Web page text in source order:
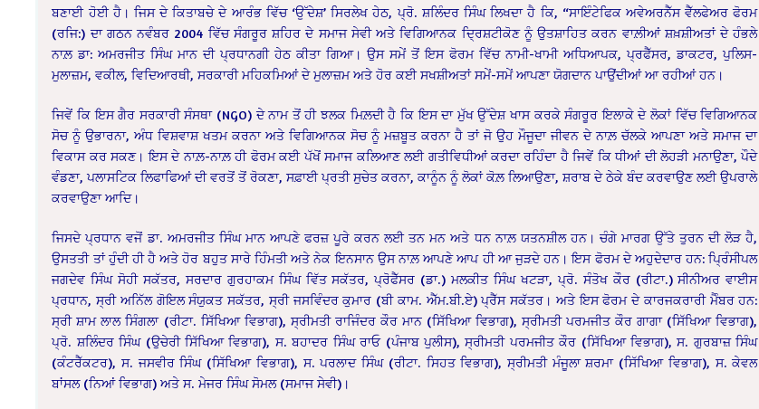
ਬਣਾਈ ਹੋਈ ਹੈ। ਜਿਸ ਦੇ ਕਿਤਾਬਚੇ ਦੇ ਆਰੰਭ ਵਿੱਚ ‘ਉੱਦੇਸ਼’ ਸਿਰਲੇਖ ਹੇਠ, ਪ੍ਰੋ. ਸ਼ਲਿੰਦਰ ਸਿੰਘ ਲਿਖਦਾ ਹੈ ਕਿ, “ਸਾਇੰਟੇਫਿਕ ਅਵੇਅਰਨੈੱਸ ਵੈੱਲਫੇਅਰ ਫੋਰਮ
(ਰਜਿ:) ਦਾ ਗਠਨ ਨਵੰਬਰ 2004 ਵਿੱਚ ਸੰਗਰੂਰ ਸ਼ਹਿਰ ਦੇ ਸਮਾਜ ਸੇਵੀ ਅਤੇ ਵਿਗਿਆਨਕ ਦ੍ਰਿਸ਼ਟੀਕੋਣ ਨੂੰ ਉਤਸ਼ਾਹਿਤ ਕਰਨ ਵਾਲ਼ੀਆਂ ਸ਼ਖ਼ਸ਼ੀਅਤਾਂ ਦੇ ਹੰਭਲੇ
ਨਾਲ਼ ਡਾ: ਅਮਰਜੀਤ ਸਿੰਘ ਮਾਨ ਦੀ ਪ੍ਰਧਾਨਗੀ ਹੇਠ ਕੀਤਾ ਗਿਆ। ਉਸ ਸਮੇਂ ਤੋਂ ਇਸ ਫੋਰਮ ਵਿੱਚ ਨਾਮੀ-ਖਾਮੀ ਅਧਿਆਪਕ, ਪ੍ਰਫੈੱਸਰ, ਡਾਕਟਰ, ਪੁਲਿਸ-
ਮੁਲਾਜ਼ਮ, ਵਕੀਲ, ਵਿਦਿਆਰਥੀ, ਸਰਕਾਰੀ ਮਹਿਕਮਿਆਂ ਦੇ ਮੁਲਾਜ਼ਮ ਅਤੇ ਹੋਰ ਕਈ ਸਖਸ਼ੀਅਤਾਂ ਸਮੇਂ-ਸਮੇਂ ਆਪਣਾ ਯੋਗਦਾਨ ਪਾਉਂਦੀਆਂ ਆ ਰਹੀਆਂ ਹਨ।
ਜਿਵੇਂ ਕਿ ਇਸ ਗੈਰ ਸਰਕਾਰੀ ਸੰਸਥਾ (NGO) ਦੇ ਨਾਮ ਤੋਂ ਹੀ ਝਲਕ ਮਿਲ਼ਦੀ ਹੈ ਕਿ ਇਸ ਦਾ ਮੁੱਖ ਉੱਦੇਸ਼ ਖਾਸ ਕਰਕੇ ਸੰਗਰੂਰ ਇਲਾਕੇ ਦੇ ਲੋਕਾਂ ਵਿੱਚ ਵਿਗਿਆਨਕ
ਸੋਚ ਨੂੰ ਉਭਾਰਨਾ, ਅੰਧ ਵਿਸ਼ਵਾਸ਼ ਖਤਮ ਕਰਨਾ ਅਤੇ ਵਿਗਿਆਨਕ ਸੋਚ ਨੂੰ ਮਜ਼ਬੂਤ ਕਰਨਾ ਹੈ ਤਾਂ ਜੋ ਉਹ ਮੌਜੂਦਾ ਜੀਵਨ ਦੇ ਨਾਲ਼ ਚੱਲਕੇ ਆਪਣਾ ਅਤੇ ਸਮਾਜ ਦਾ
ਵਿਕਾਸ ਕਰ ਸਕਣ। ਇਸ ਦੇ ਨਾਲ਼-ਨਾਲ਼ ਹੀ ਫੋਰਮ ਕਈ ਪੱਖੋਂ ਸਮਾਜ ਕਲਿਆਣ ਲਈ ਗਤੀਵਿਧੀਆਂ ਕਰਦਾ ਰਹਿੰਦਾ ਹੈ ਜਿਵੇਂ ਕਿ ਧੀਆਂ ਦੀ ਲੋਹੜੀ ਮਨਾਉਣਾ, ਪੌਦੇ
ਵੰਡਣਾ, ਪਲਾਸਟਿਕ ਲਿਫਾਫਿਆਂ ਦੀ ਵਰਤੋਂ ਤੋਂ ਰੋਕਣਾ, ਸਫ਼ਾਈ ਪ੍ਰਤੀ ਸੁਚੇਤ ਕਰਨਾ, ਕਾਨੂੰਨ ਨੂੰ ਲੋਕਾਂ ਕੋਲ਼ ਲਿਆਉਣਾ, ਸ਼ਰਾਬ ਦੇ ਠੇਕੇ ਬੰਦ ਕਰਵਾਉਣ ਲਈ ਉਪਰਾਲੇ
ਕਰਵਾਉਣਾ ਆਦਿ।
ਜਿਸਦੇ ਪ੍ਰਧਾਨ ਵਜੋਂ ਡਾ. ਅਮਰਜੀਤ ਸਿੰਘ ਮਾਨ ਆਪਣੇ ਫਰਜ਼ ਪੂਰੇ ਕਰਨ ਲਈ ਤਨ ਮਨ ਅਤੇ ਧਨ ਨਾਲ਼ ਯਤਨਸ਼ੀਲ ਹਨ। ਚੰਗੇ ਮਾਰਗ ਉੱਤੇ ਤੁਰਨ ਦੀ ਲੋੜ ਹੈ,
ਉਸਤਤੀ ਤਾਂ ਹੁੰਦੀ ਹੀ ਹੈ ਅਤੇ ਹੋਰ ਬਹੁਤ ਸਾਰੇ ਹਿੰਮਤੀ ਅਤੇ ਨੇਕ ਇਨਸਾਨ ਉਸ ਨਾਲ਼ ਆਪਣੇ ਆਪ ਹੀ ਆ ਜੁੜਦੇ ਹਨ। ਇਸ ਫੋਰਮ ਦੇ ਅਹੁਦੇਦਾਰ ਹਨ: ਪ੍ਰਿੰਸੀਪਲ
ਜਗਦੇਵ ਸਿੰਘ ਸੋਹੀ ਸਕੱਤਰ, ਸਰਦਾਰ ਗੁਰਹਾਕਮ ਸਿੰਘ ਵਿੱਤ ਸਕੱਤਰ, ਪ੍ਰੋਫੈੱਸਰ (ਡਾ.) ਮਲਕੀਤ ਸਿੰਘ ਖਟੜਾ, ਪ੍ਰੋ. ਸੰਤੋਖ ਕੌਰ (ਰੀਟਾ.) ਸੀਨੀਅਰ ਵਾਈਸ
ਪ੍ਰਧਾਨ, ਸ੍ਰੀ ਅਨਿੱਲ ਗੋਇਲ ਸੰਯੁਕਤ ਸਕੱਤਰ, ਸ੍ਰੀ ਜਸਵਿੰਦਰ ਕੁਮਾਰ (ਬੀ ਕਾਮ. ਐੱਮ.ਬੀ.ਏ) ਪ੍ਰੈੱਸ ਸਕੱਤਰ। ਅਤੇ ਇਸ ਫੋਰਮ ਦੇ ਕਾਰਜਕਰਾਰੀ ਮੈੰਬਰ ਹਨ:
ਸ੍ਰੀ ਸ਼ਾਮ ਲਾਲ ਸਿੰਗਲਾ (ਰੀਟਾ. ਸਿੱਖਿਆ ਵਿਭਾਗ), ਸ੍ਰੀਮਤੀ ਰਾਜਿੰਦਰ ਕੌਰ ਮਾਨ (ਸਿੱਖਿਆ ਵਿਭਾਗ), ਸ੍ਰੀਮਤੀ ਪਰਮਜੀਤ ਕੌਰ ਗਾਗਾ (ਸਿੱਖਿਆ ਵਿਭਾਗ),
ਪ੍ਰੋ. ਸ਼ਲਿੰਦਰ ਸਿੰਘ (ਉਚੇਰੀ ਸਿੱਖਿਆ ਵਿਭਾਗ), ਸ. ਬਹਾਦਰ ਸਿੰਘ ਰਾਓ (ਪੰਜਾਬ ਪੁਲੀਸ), ਸ੍ਰੀਮਤੀ ਪਰਮਜੀਤ ਕੌਰ (ਸਿੱਖਿਆ ਵਿਭਾਗ), ਸ. ਗੁਰਬਾਜ਼ ਸਿੰਘ
(ਕੰਟਰੈੱਕਟਰ), ਸ. ਜਸਵੀਰ ਸਿੰਘ (ਸਿੱਖਿਆ ਵਿਭਾਗ), ਸ. ਪਰਲਾਦ ਸਿੰਘ (ਰੀਟਾ. ਸਿਹਤ ਵਿਭਾਗ), ਸ੍ਰੀਮਤੀ ਮੰਜੂਲਾ ਸ਼ਰਮਾ (ਸਿੱਖਿਆ ਵਿਭਾਗ), ਸ. ਕੇਵਲ
ਬਾਂਸਲ (ਨਿਆਂ ਵਿਭਾਗ) ਅਤੇ ਸ. ਮੇਜਰ ਸਿੰਘ ਸੋਮਲ (ਸਮਾਜ ਸੇਵੀ)।